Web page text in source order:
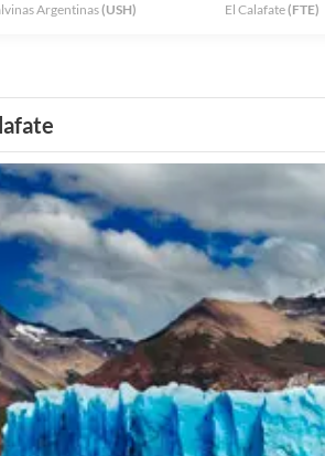
Argentinas(USH) El Calafate(FTE)